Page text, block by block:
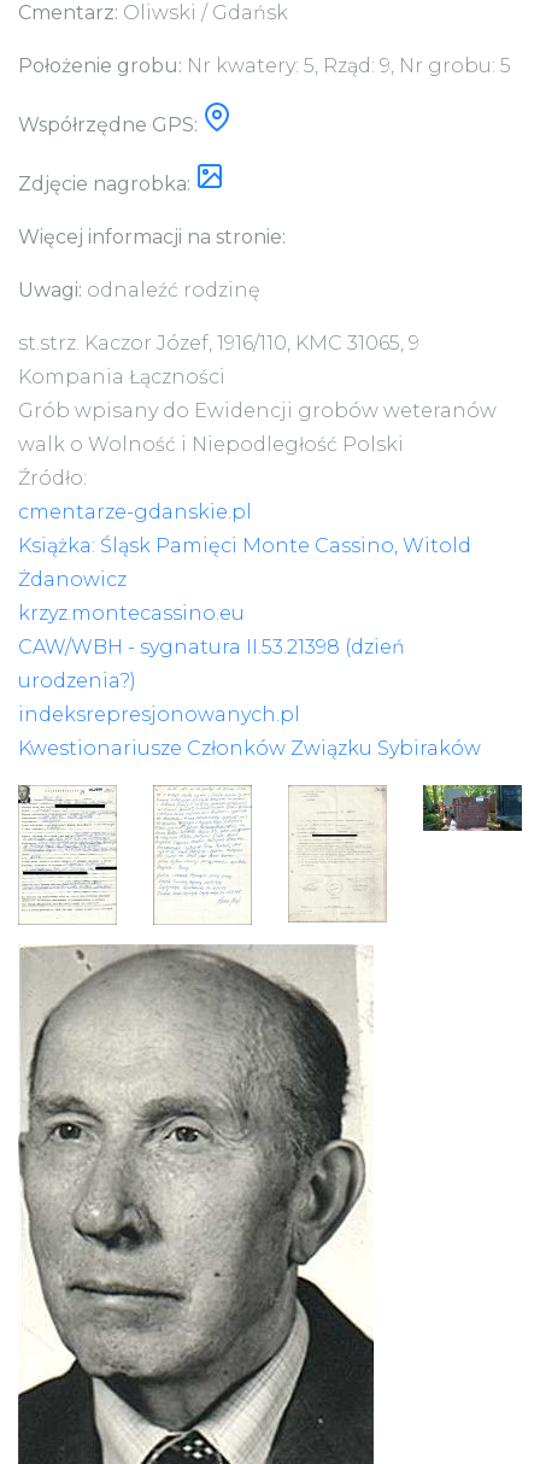
Cmentarz: Oliwski / Gdańsk
Położenie grobu: Nr kwatery: 5, Rząd: 9, Nr grobu: 5
Współrzędne GPS:
Zdjęcie nagrobka:
Więcej informacji na stronie:
Uwagi: odnaleźć rodzinę
st.strz. Kaczor Józef, 1916/110, KMC 31065, 9
Kompania Łączności
Grób wpisany do Ewidencji grobów weteranów
walk o Wolność i Niepodległość Polski
Źródło:
cmentarze-gdanskie.pl
Książka: Śląsk Pamięci Monte Cassino, Witold
Żdanowicz
krzyz.montecassino.eu
CAW/WBH - sygnatura II.53.21398 (dzień
urodzenia?)
indeksrepresjonowanych.pl
Kwestionariusze Członków Związku Sybiraków